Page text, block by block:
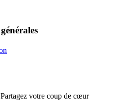
Partagez votre coup de cœur